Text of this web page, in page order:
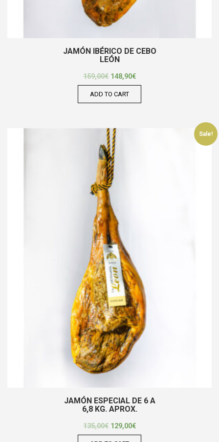
JAMÓN IBÉRICO DE CEBO
LEÓN
159,00€ 148,90€
ADD TO CART
Sale!
JAMÓN ESPECIAL DE 6 A
6,8 KG. APROX.
135,00€ 129,00€